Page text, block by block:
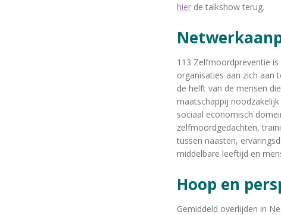
hier de talkshow terug.
113 Zelfmoordpreventie
organisaties aan zich aan
de helft van de mensen
maatschappij
sociaal economisch
zelfmoordgedachten,
tussen naasten,
middelbare leeftijd en
Hoop en
Gemiddeld overlijden in